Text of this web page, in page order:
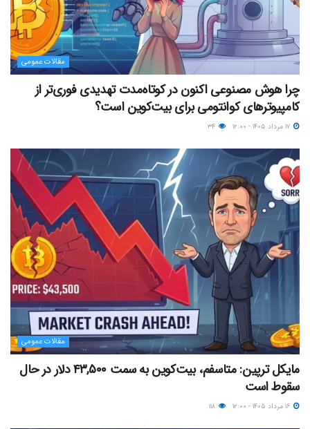
مقالات عمومی
چرا هوش مصنوعی اکنون در کوتاه‌مدت تهدیدی فوری‌تر از
کامپیوترهای کوانتومی برای بیت‌کوین است؟
مقالات عمومی
مایکل ترپین: متاسفم، بیت‌کوین به سمت ۴۳,۵۰۰ دلار در حال
سقوط است